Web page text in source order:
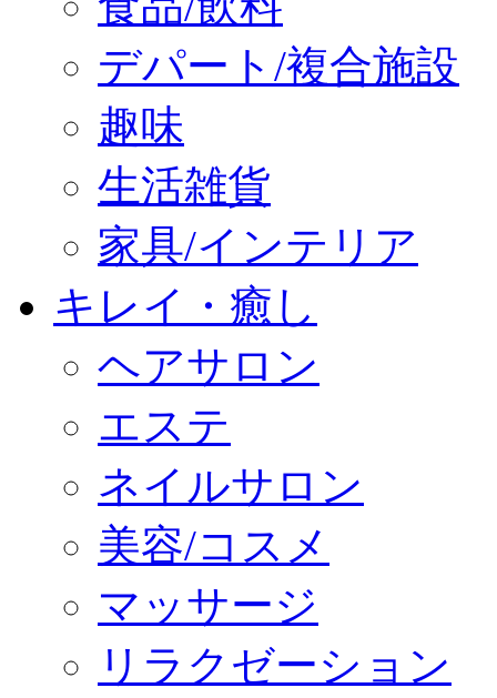
デパート/複合施設
趣味
生活雑貨
家具/インテリア
キレイ・癒し
ヘアサロン
エステ
ネイルサロン
美容/コスメ
マッサージ
リラクゼーション